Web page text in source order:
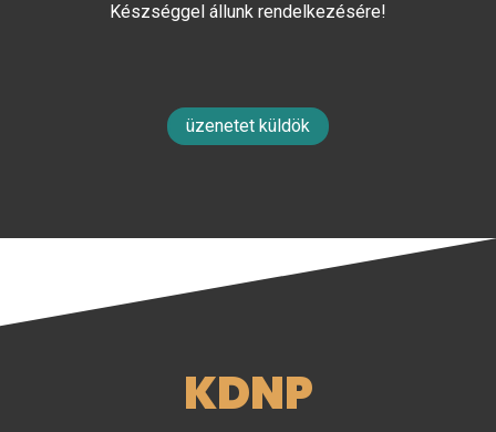
Készséggel állunk rendelkezésére!
üzenetet küldök
KDNP